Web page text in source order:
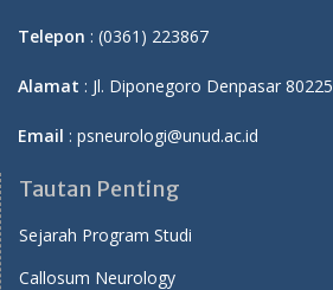
Telepon : (0361) 223867
Alamat : Jl. Diponegoro Denpasar 80225
Email : psneurologi@unud.ac.id
Tautan Penting
Sejarah Program Studi
Callosum Neurology